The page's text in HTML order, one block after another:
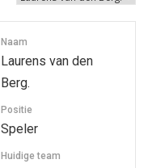
Naam
Laurens van den
Berg.
Positie
Speler
Huidige team